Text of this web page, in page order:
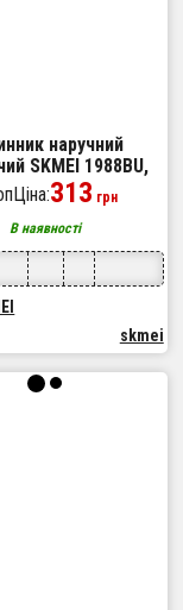
наручний
SKMEI 1988BU,
чоловічий
фірмовий
годинник
313 грн
В наявності
skmei